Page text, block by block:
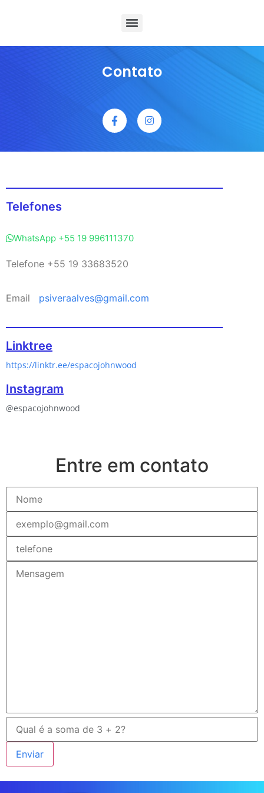
Contato
Telefones
WhatsApp +55 19 996111370
Telefone +55 19 33683520
Email psiveraalves@gmail.com
Linktree
https://linktr.ee/espacojohnwood
Instagram
@espacojohnwood
Entre em contato